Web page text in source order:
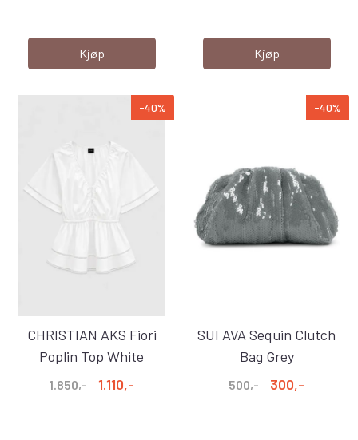
Kjøp Kjøp
-40%
CHRISTIAN AKS Fiori
Poplin Top White
1.850,- 1.110,-
-40%
SUI AVA Sequin Clutch
Bag Grey
500,- 300,-